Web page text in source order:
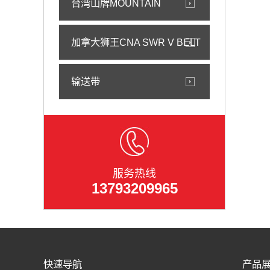
台湾山牌MOUNTAIN
加拿大狮王CNA SWR V BELT
输送带
服务热线
13793209965
快速导航 产品